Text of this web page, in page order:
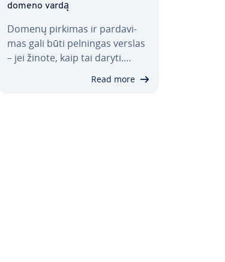
domeno vardą
Domenų pirkimas ir par­da­vi­
mas gali būti pelningas verslas
– jei žinote, kaip tai daryti.…
Read more